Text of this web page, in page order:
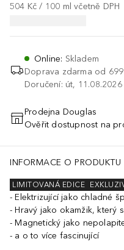
504 Kč / 100 ml včetně DPH
Online: Skladem
Doprava zdarma od
Doručení: út,
Prodejna Douglas
Ověřit dostupnost na
INFORMACE O PRODUKTU
LIMITOVANÁ EDICE
Elektrizující jako chladné
Hravý jako okamžik, který
Magnetický jako
a o to více fascinující